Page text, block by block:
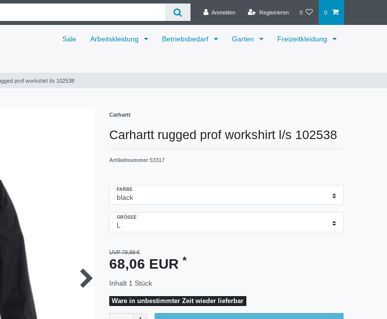
Anmelden Registrieren 0 0
Sale Arbeitskleidung Betriebsbedarf Garten Freizeitkleidung
prof workshirt l/s 102538
Carhartt
Carhartt rugged prof workshirt l/s 102538
Artikelnummer 53317
FARBE
GRÖSSE
UVP 79,99 €
68,06 EUR *
Inhalt 1 Stück
Ware in unbestimmter Zeit wieder lieferbar